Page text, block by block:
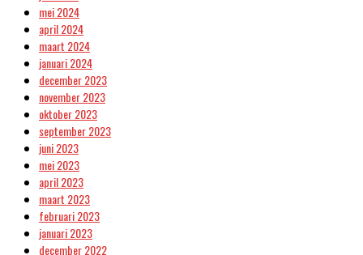
mei 2024
april 2024
maart 2024
januari 2024
december 2023
november 2023
oktober 2023
september 2023
juni 2023
mei 2023
april 2023
maart 2023
februari 2023
januari 2023
december 2022